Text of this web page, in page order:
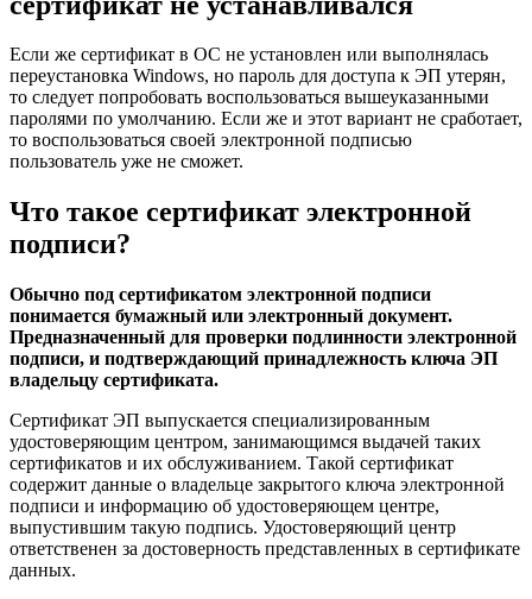
Если же сертификат в ОС не установлен или выполнялась
переустановка Windows, но пароль для доступа к ЭП утерян,
то следует попробовать воспользоваться вышеуказанными
паролями по умолчанию. Если же и этот вариант не сработает,
то воспользоваться своей электронной подписью
пользователь уже не сможет.
Что такое сертификат электронной
подписи?
Обычно под сертификатом электронной подписи
понимается бумажный или электронный документ.
Предназначенный для проверки подлинности электронной
подписи, и подтверждающий принадлежность ключа ЭП
владельцу сертификата.
Сертификат ЭП выпускается специализированным
удостоверяющим центром, занимающимся выдачей таких
сертификатов и их обслуживанием. Такой сертификат
содержит данные о владельце закрытого ключа электронной
подписи и информацию об удостоверяющем центре,
выпустившим такую подпись. Удостоверяющий центр
ответственен за достоверность представленных в сертификате
данных.